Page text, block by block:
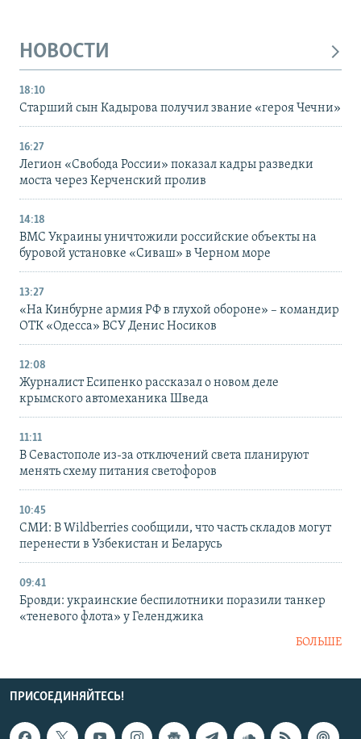
НОВОСТИ
18:10
Старший сын Кадырова получил звание «героя Чечни»
16:27
Легион «Свобода России» показал кадры разведки
моста через Керченский пролив
14:18
ВМС Украины уничтожили российские объекты на
буровой установке «Сиваш» в Черном море
13:27
«На Кинбурне армия РФ в глухой обороне» – командир
ОТК «Одесса» ВСУ Денис Носиков
12:08
Журналист Есипенко рассказал о новом деле
крымского автомеханика Шведа
11:11
В Севастополе из-за отключений света планируют
менять схему питания светофоров
10:45
СМИ: В Wildberries сообщили, что часть складов могут
перенести в Узбекистан и Беларусь
09:41
Бровди: украинские беспилотники поразили танкер
«теневого флота» у Геленджика
БОЛЬШЕ
ПРИСОЕДИНЯЙТЕСЬ!